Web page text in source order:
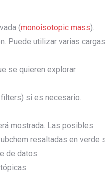
(monoisotopic mass).
Puede utilizar varias cargas
se quieren explorar.
si es necesario.
mostrada. Las posibles
resaltadas en verde
de datos.